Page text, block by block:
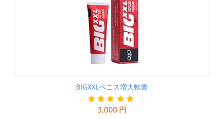
BIGXXLペニス増大軟膏
3,000 円